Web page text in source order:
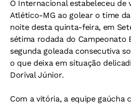
O Internacional estabeleceu de
Atlético-MG ao golear o time
noite desta quinta-feira, em
sétima rodada do Campeonato
segunda goleada consecutiva
o que deixa em situação
Dorival Júnior.
Com a vitória, a equipe gaúcha